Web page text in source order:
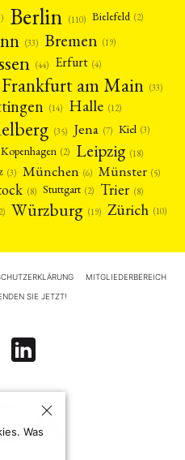
Berlin (110) Bielefeld (2)
(33) Bremen (19)
(44) Erfurt (4)
Frankfurt am Main (33)
(14) Halle (12)
(35) Jena (7) Kiel (3)
Kopenhagen (2) Leipzig (18)
(3) München (6) Münster (5)
(8) Stuttgart (2) Trier (8)
Würzburg (19) Zürich (10)
MITGLIEDERBEREICH
SIE JETZT!
Was